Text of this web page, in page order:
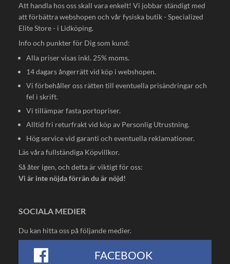
Att handla hos oss skall vara enkelt! Vi jobbar ständigt med
att förbättra webshopen och vår fysiska butik - Specialized
Elite Store - i Lidköping.
Info och punkter för Dig som kund:
Alla priser visas inkl. 25% moms.
14 dagars ångerrätt vid köp i webshopen.
Vi förbehåller oss rätten till eventuella prisändringar och
fel i skrift.
Vi tillämpar fasta portopriser.
Alltid fri returfrakt vid köp av Personlig Utrustning.
Hög service vid garanti och eventuella reklamationer.
Läs våra fullständiga Köpvillkor.
Så åter igen, och detta är viktigt för oss:
Vi är inte nöjda förrän du är nöjd!
SOCIALA MEDIER
Du kan hitta oss på följande medier.
FACEBOOK